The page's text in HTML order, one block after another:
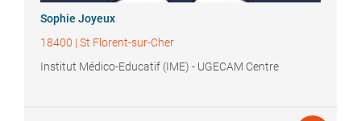
Sophie Joyeux
18400 | St Florent-sur-Cher
Institut Médico-Educatif (IME) - UGECAM Centre